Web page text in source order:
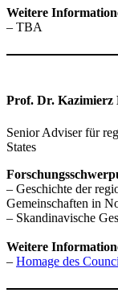
Weitere
– TBA
Prof. Dr. Kazimierz
Senior Adviser für
States
– Geschichte der
Gemeinschaften in
– Skandinavische
Weitere
– Homage des